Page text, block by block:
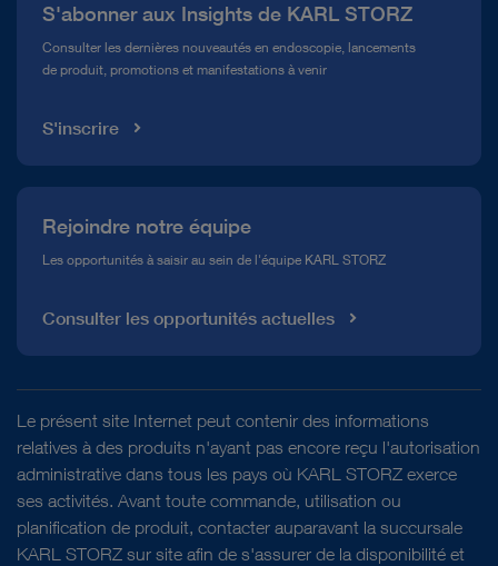
Service télé-assistance Conformité
Médiathèque
S'abonner aux Insights de KARL STORZ
Consulter les dernières nouveautés en endoscopie, lancements
de produit, promotions et manifestations à venir
S'inscrire
Rejoindre notre équipe
Les opportunités à saisir au sein de l'équipe KARL STORZ
Consulter les opportunités actuelles
Le présent site Internet peut contenir des informations
relatives à des produits n'ayant pas encore reçu l'autorisation
administrative dans tous les pays où KARL STORZ exerce
ses activités. Avant toute commande, utilisation ou
planification de produit, contacter auparavant la succursale
KARL STORZ sur site afin de s'assurer de la disponibilité et